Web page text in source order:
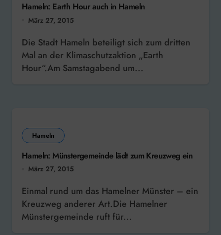
Hameln: Earth Hour auch in Hameln
März 27, 2015
Die Stadt Hameln beteiligt sich zum dritten
Mal an der Klimaschutzaktion „Earth
Hour“.Am Samstagabend um...
Hameln
Hameln: Münstergemeinde lädt zum Kreuzweg ein
März 27, 2015
Einmal rund um das Hamelner Münster – ein
Kreuzweg anderer Art.Die Hamelner
Münstergemeinde ruft für...